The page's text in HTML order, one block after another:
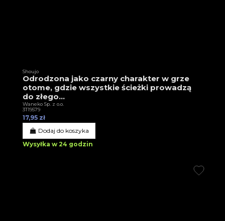
Shoujo
Odrodzona jako czarny charakter w grze
otome, gdzie wszystkie ścieżki prowadzą
do złego...
Waneko Sp. z o.o.
3T19579
17,95 zł
Dodaj do koszyka
Wysyłka w 24 godzin